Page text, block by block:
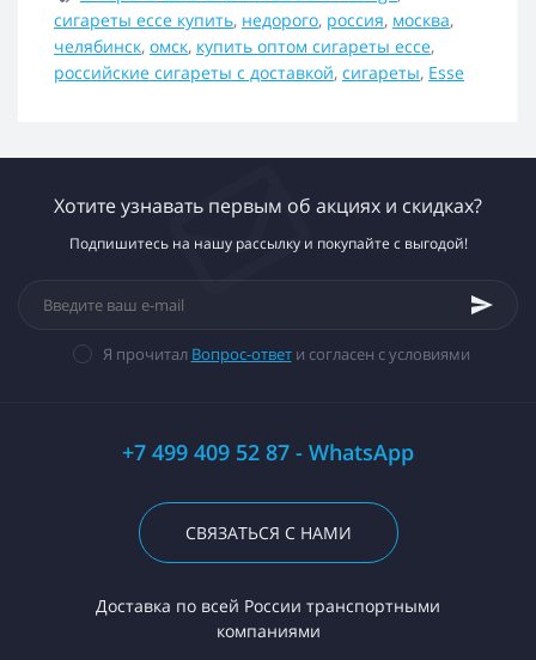
сигареты ессе купить, недорого, россия, москва,
челябинск, омск, купить оптом сигареты ессе,
российские сигареты с доставкой, сигареты, Esse
Хотите узнавать первым об акциях и скидках?
Подпишитесь на нашу рассылку и покупайте с выгодой!
Я прочитал Вопрос-ответи согласен с условиями
+7 499 409 52 87 - WhatsApp
СВЯЗАТЬСЯ С НАМИ
Доставка по всей России транспортными
компаниями